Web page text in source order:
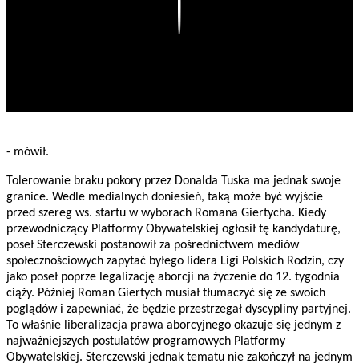
- mówił.
Tolerowanie braku pokory przez Donalda Tuska ma jednak swoje
granice. Wedle medialnych doniesień, taką może być wyjście
przed szereg ws. startu w wyborach Romana Giertycha. Kiedy
przewodniczący Platformy Obywatelskiej ogłosił tę kandydaturę,
poseł Sterczewski postanowił za pośrednictwem mediów
społecznościowych zapytać byłego lidera Ligi Polskich Rodzin, czy
jako poseł poprze legalizację aborcji na życzenie do 12. tygodnia
ciąży. Później Roman Giertych musiał tłumaczyć się ze swoich
poglądów i zapewniać, że będzie przestrzegał dyscypliny partyjnej.
To właśnie liberalizacja prawa aborcyjnego okazuje się jednym z
najważniejszych postulatów programowych Platformy
Obywatelskiej. Sterczewski jednak tematu nie zakończył na jednym